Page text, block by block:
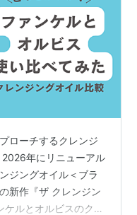
ローチするクレンジ
年にリニューアル
ジングオイル＜ブラ
新作『ザ クレンジン
ルとオルビスのクレ